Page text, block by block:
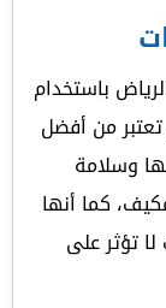
باستخدام
من أفضل
وسلامة
كما أنها
تؤثر على